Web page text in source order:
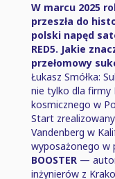
W marcu 2025
przeszła do
polski napęd
RED5. Jakie
przełomowy
Łukasz Smółka:
nie tylko dla firmy
kosmicznego w
Start
Vandenberg w
wyposażonego w
BOOSTER —
inżynierów z